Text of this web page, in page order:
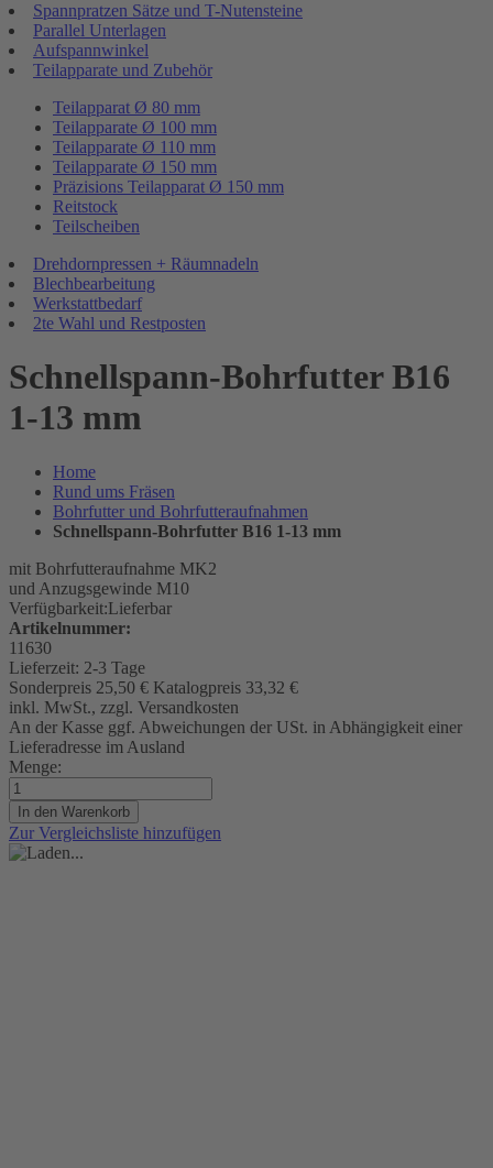
Spannpratzen Sätze und T-Nutensteine
Parallel Unterlagen
Aufspannwinkel
Teilapparate und Zubehör
Teilapparat Ø 80 mm
Teilapparate Ø 100 mm
Teilapparate Ø 110 mm
Teilapparate Ø 150 mm
Präzisions Teilapparat Ø 150 mm
Reitstock
Teilscheiben
Drehdornpressen + Räumnadeln
Blechbearbeitung
Werkstattbedarf
2te Wahl und Restposten
Schnellspann-Bohrfutter B16
1-13 mm
Home
Rund ums Fräsen
Bohrfutter und Bohrfutteraufnahmen
Schnellspann-Bohrfutter B16 1-13 mm
mit Bohrfutteraufnahme MK2
und Anzugsgewinde M10
Verfügbarkeit:Lieferbar
Artikelnummer:
11630
Lieferzeit: 2-3 Tage
Sonderpreis 25,50 € Katalogpreis 33,32 €
inkl. MwSt., zzgl. Versandkosten
An der Kasse ggf. Abweichungen der USt. in Abhängigkeit einer
Lieferadresse im Ausland
Menge:
In den Warenkorb
Zur Vergleichsliste hinzufügen